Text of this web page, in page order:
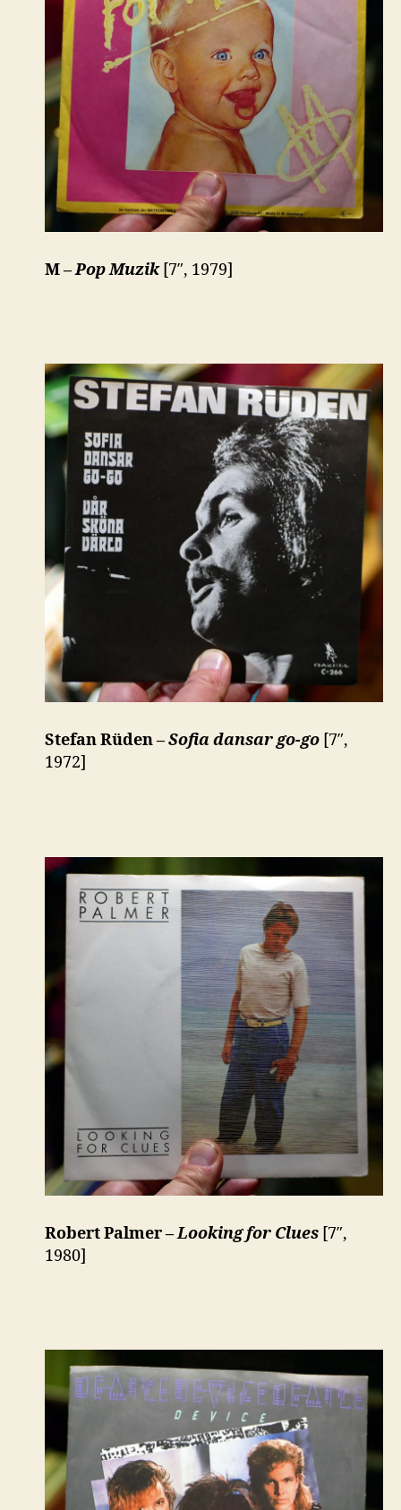
M –Pop Muzik[7″, 1979]
Stefan Rüden –Sofia dansar go-go [7″,
1972]
Robert Palmer –Looking for Clues [7″,
1980]